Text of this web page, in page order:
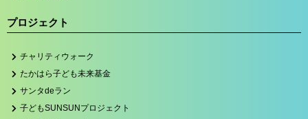
プロジェクト
チャリティウォーク
たかはら子ども未来基金
サンタdeラン
子どもSUNSUNプロジェクト